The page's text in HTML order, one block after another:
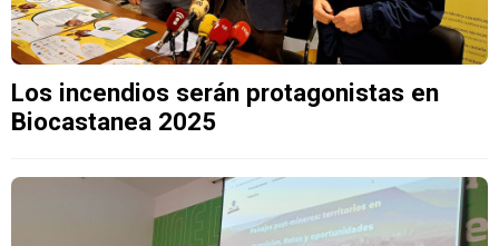
Los incendios serán protagonistas en
Biocastanea 2025